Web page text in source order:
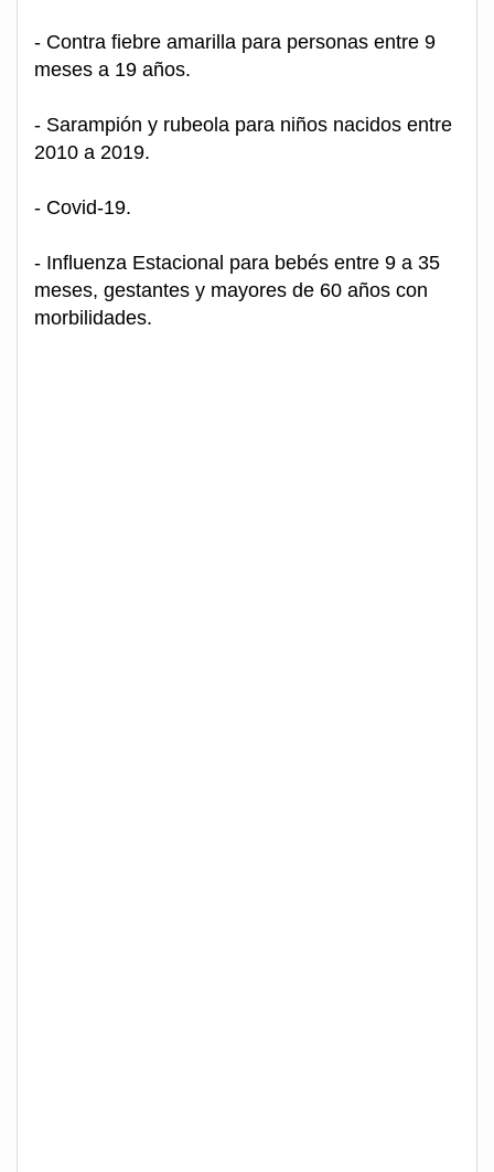
- Contra fiebre amarilla para personas entre 9
meses a 19 años.
- Sarampión y rubeola para niños nacidos entre
2010 a 2019.
- Covid-19.
- Influenza Estacional para bebés entre 9 a 35
meses, gestantes y mayores de 60 años con
morbilidades.